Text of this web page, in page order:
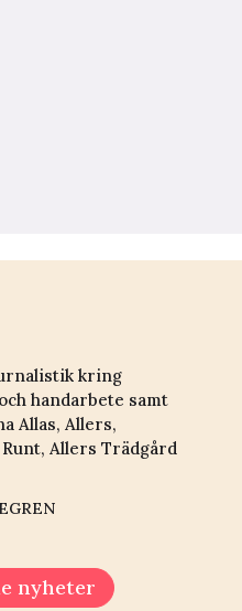
kring
handarbete samt
Allas, Allers,
Allers Trädgård
nyheter